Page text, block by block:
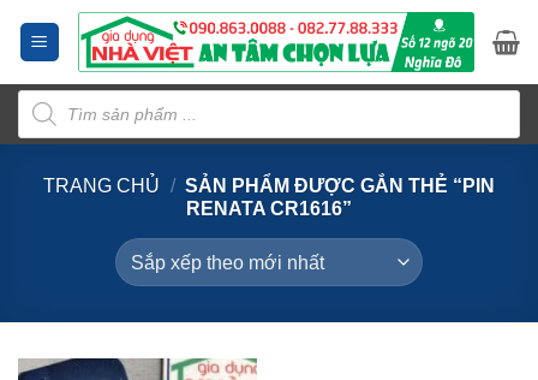
dung
Tìm
kiếm
sản
phẩm
TRANG CHỦ / SẢN PHẨM ĐƯỢC GẮN THẺ “PIN
RENATA CR1616”